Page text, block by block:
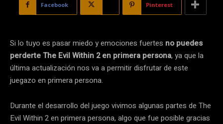
Facebook
Pinterest
Si lo tuyo es pasar miedo y emociones fuertes no puedes
perderte The Evil Within 2 en primera persona, ya que la
última actualización nos va a permitir disfrutar de este
juegazo en primera persona.
Durante el desarrollo del juego vivimos algunas partes de The
Evil Within 2 en primera persona, algo que fue posible gracias